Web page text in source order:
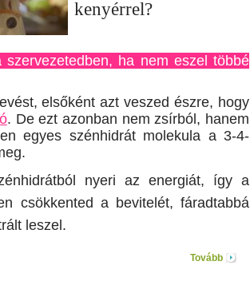
kenyérrel?
ha nem eszel többé
elsőként azt veszed észre, hogy
. De ezt azonban nem zsírból, hanem
egyes szénhidrát molekula a 3-4-
nyeri az energiát, így a
csökkented a bevitelét, fáradtabbá
leszel.
Tovább